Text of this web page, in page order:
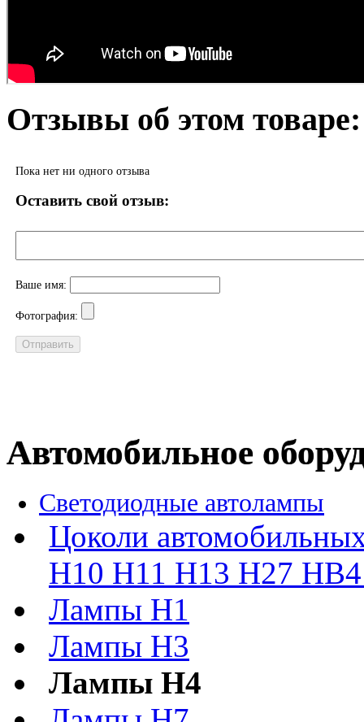
Отзывы об этом товаре:
Пока нет ни одного отзыва
Оставить свой отзыв:
Ваше имя:
Фотография:
Автомобильное
Светодиодные автолампы
Цоколи
H10 H11 H13 H27
Лампы H1
Лампы H3
Лампы H4